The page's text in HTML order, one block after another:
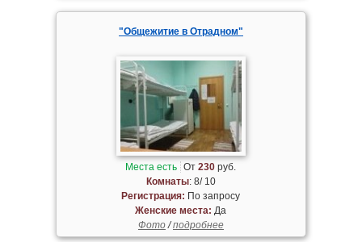
"Общежитие в Отрадном"
Места есть От230 руб.
Комнаты: 8/ 10
Регистрация: По запросу
Женские места: Да
Фото/подробнее